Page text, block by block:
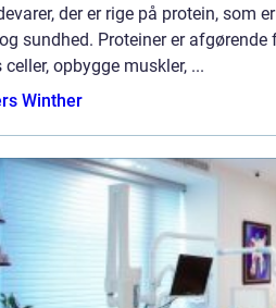
der er rige på protein, som
sundhed. Proteiner er
celler, opbygge muskler, ...
Winther